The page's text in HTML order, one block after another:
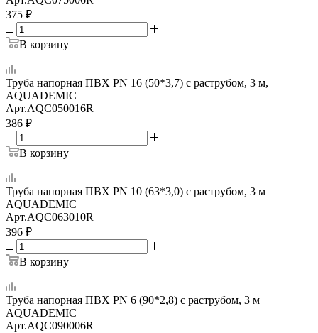
375 ₽
В корзину
Труба напорная ПВХ PN 16 (50*3,7) с раструбом, 3 м,
AQUADEMIC
Арт.AQC050016R
386 ₽
В корзину
Труба напорная ПВХ PN 10 (63*3,0) с раструбом, 3 м
AQUADEMIC
Арт.AQC063010R
396 ₽
В корзину
Труба напорная ПВХ PN 6 (90*2,8) с раструбом, 3 м
AQUADEMIC
Арт.AQC090006R